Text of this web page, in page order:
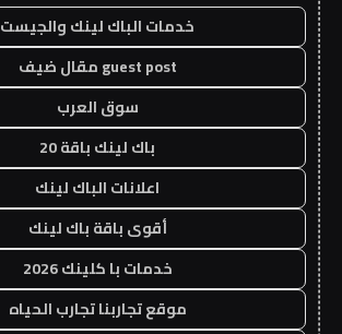
خدمات الباك لينك والجيست
guest post مقال ضيف
سوق العرب
باك لينك باقة 20
اعلانات الباك لينك
أقوى باقة باك لينك
خدمات با كلينك 2026
موقع تجاربنا تجارب الحياه